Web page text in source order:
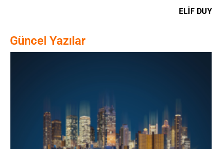
ELİF DUY
Güncel Yazılar